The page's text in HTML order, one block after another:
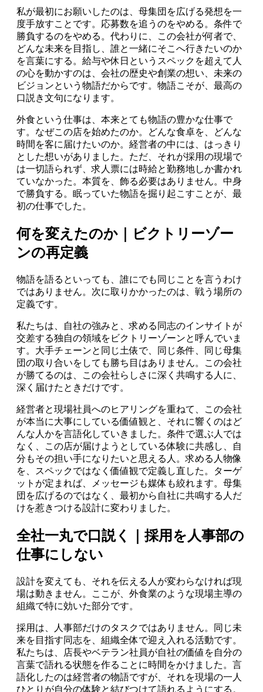
私が最初にお願いしたのは、母集団を広げる発想を一
度手放すことです。応募数を追うのをやめる。条件で
勝負するのをやめる。代わりに、この会社が何者で、
どんな未来を目指し、誰と一緒にそこへ行きたいのか
を言葉にする。給与や休日というスペックを超えて人
の心を動かすのは、会社の歴史や創業の想い、未来の
ビジョンという物語だからです。物語こそが、最高の
口説き文句になります。
外食という仕事は、本来とても物語の豊かな仕事で
す。なぜこの店を始めたのか。どんな食卓を、どんな
時間を客に届けたいのか。経営者の中には、はっきり
とした想いがありました。ただ、それが採用の現場で
は一切語られず、求人票には時給と勤務地しか書かれ
ていなかった。本質を、飾る必要はありません。中身
で勝負する。眠っていた物語を掘り起こすことが、最
初の仕事でした。
何を変えたのか｜ビクトリーゾー
ンの再定義
物語を語るといっても、誰にでも同じことを言うわけ
ではありません。次に取りかかったのは、戦う場所の
定義です。
私たちは、自社の強みと、求める同志のインサイトが
交差する独自の領域をビクトリーゾーンと呼んでいま
す。大手チェーンと同じ土俵で、同じ条件、同じ母集
団の取り合いをしても勝ち目はありません。この会社
が勝てるのは、この会社らしさに深く共鳴する人に、
深く届けたときだけです。
経営者と現場社員へのヒアリングを重ねて、この会社
が本当に大事にしている価値観と、それに響くのはど
んな人かを言語化していきました。条件で選ぶ人では
なく、この店が届けようとしている体験に共感し、自
分もその担い手になりたいと思える人。求める人物像
を、スペックではなく価値観で定義し直した。ターゲ
ットが定まれば、メッセージも媒体も絞れます。母集
団を広げるのではなく、最初から自社に共鳴する人だ
けを惹きつける設計に変わりました。
全社一丸で口説く｜採用を人事部の
仕事にしない
設計を変えても、それを伝える人が変わらなければ現
場は動きません。ここが、外食業のような現場主導の
組織で特に効いた部分です。
採用は、人事部だけのタスクではありません。同じ未
来を目指す同志を、組織全体で迎え入れる活動です。
私たちは、店長やベテラン社員が自社の価値を自分の
言葉で語れる状態を作ることに時間をかけました。言
語化したのは経営者の物語ですが、それを現場の一人
ひとりが自分の体験と結びつけて語れるようにする。